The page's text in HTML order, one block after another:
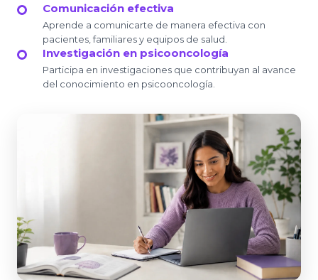
Comunicación efectiva
Aprende a comunicarte de manera efectiva con
pacientes, familiares y equipos de salud.
Investigación en psicooncología
Participa en investigaciones que contribuyan al avance
del conocimiento en psicooncología.